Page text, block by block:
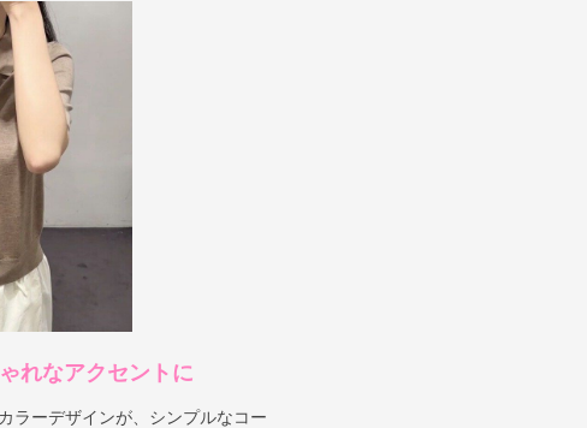
れなアクセントに
ラーデザインが、シンプルなコー